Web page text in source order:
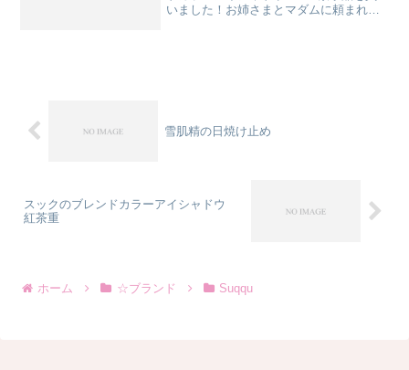
いました！お姉さまとマダムに頼まれた
雪肌精の日焼け止め
スックのブレンドカラーアイシャドウ
紅茶重
ホーム ☆ブランド Suqqu